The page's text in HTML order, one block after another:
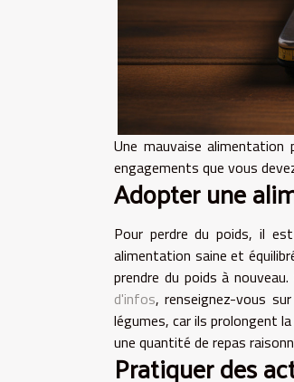
Une mauvaise
engagements que vous
Adopter une
Pour perdre du poids, il
alimentation saine et
prendre du poids à
d'infos, renseignez-vous
légumes, car ils prolongent
une quantité de repas
Pratiquer des